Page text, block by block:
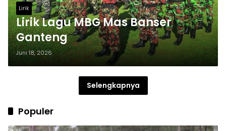
Lirik
Lirik Lagu MBG Mas Banser
Ganteng
Juni 18, 2026
Selengkapnya
Populer